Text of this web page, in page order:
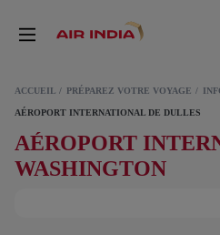
ACCUEIL PRÉPAREZ VOTRE VOYAGE
AÉROPORT INTERNATIONAL DE DULLES
AÉROPORT
WASHINGTON